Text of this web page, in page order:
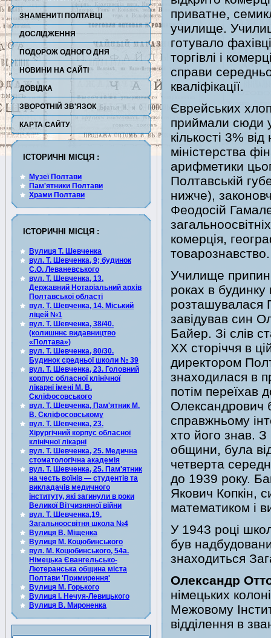
ЗНАМЕНИТІ ПОЛТАВЦІ
ДОСЛІДЖЕННЯ
ПОДОРОЖ ОДНОГО ДНЯ
НОВИНИ НА САЙТІ
ДОВІДКА
ЗВОРОТНІЙ ЗВ'ЯЗОК
КАРТА САЙТУ
ІСТОРИЧНІ МІСЦЯ :
Музеї Полтави
Пам'ятники Полтави
Храми Полтави
ІСТОРИЧНІ МІСЦЯ :
Вулиця Т. Шевченка
вул. Т. Шевченка, 9; будинок
С.О. Леваневського
вул. Т. Шевченка, 13.
Державний Нотаріальний архів
Полтавської області
вул. Т. Шевченка, 14. Міський
ліцей №1
вул. Т. Шевченка, 38/40.
(колишннє видавництво
«Полтава»)
вул. Т. Шевченка, 80/30.
Будинок средньої школи № 39
вул. Т. Шевченка, 23. Головний
корпус обласної клінічної
лікарні імені М. В.
Скліфосовського
вул. Т. Шевченка, Пам'ятник М.
В. Скліфосовському
вул. Т. Шевченка, 23.
Хірургічний корпус обласної
клінічної лікарні
вул. Т. Шевченка, 25. Медична
стоматологічна академія
вул. Т. Шевченка, 25. Пам'ятник
на честь воїнів — студентів та
викладачів медичного
інституту, які загинули в роки
Великої Вітчизняної війни
вул. Т. Шевченка,19,
Загальноосвітня школа №4
Вулиця В. Міщенка
Вулиця М. Коцюбинського
вул. М. Коцюбинського, 54а.
Німецька Євангельсько-
Лютеранська община міста
Полтави 'Примирення'
Вулиця М. Горького
Вулиця І. Нечуя-Левицького
Вулиця В. Мироненка
приватне,
училище.
готувало
торгівлі і
справи
кваліфікації.
Єврейських
приймали сюди
кількості 3%
міністерства
арифметики
Полтавській
нижче),
Феодосій
комерція,
товарознавство.
Училище
роках в
розташувалася
завідував син
Байер. Зі слів
ХХ сторіччя в
директором
знаходилася в
потім переїхав
Олександрович
справжньому
хто його знав. З
общини, була
четверта
до 1939 року.
Якович Копкін,
математиком і
У 1943 році
був
знаходиться
Олександр
німецьких
Межовому
відділення в